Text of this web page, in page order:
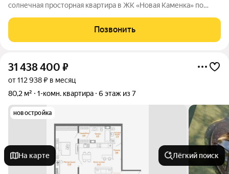
солнечная просторная квартира в ЖК «Новая Каменка» по
этаже панельного дома 2018 года постройки. Приятный
чистый подъезд с двумя
Позвонить
31 438 400 ₽
от 112 938 ₽ в месяц
80,2 м²
1-комн. квартира 6 этаж из 7
новостройка
На карте Лёгкий поиск